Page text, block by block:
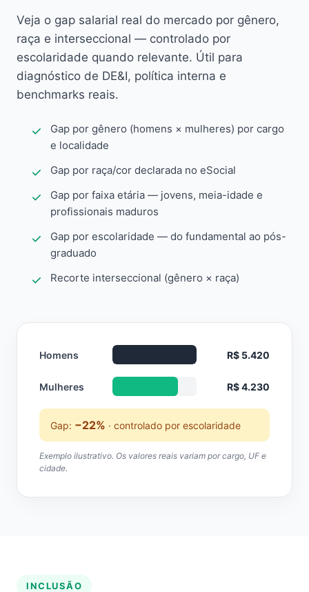
Veja o gap salarial real do mercado por gênero,
raça e interseccional — controlado por
escolaridade quando relevante. Útil para
diagnóstico de DE&I, política interna e
benchmarks reais.
Gap por gênero (homens × mulheres) por cargo
e localidade
Gap por raça/cor declarada no eSocial
Gap por faixa etária — jovens, meia-idade e
profissionais maduros
Gap por escolaridade — do fundamental ao pós-
graduado
Recorte interseccional (gênero × raça)
Homens R$ 5.420
Mulheres R$ 4.230
Gap: −22% · controlado por escolaridade
Exemplo ilustrativo. Os valores reais variam por cargo, UF e
cidade.
INCLUSÃO